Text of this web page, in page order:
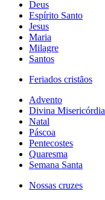
Deus
Espírito Santo
Jesus
Maria
Milagre
Santos
Feriados cristãos
Advento
Divina Misericórdia
Natal
Páscoa
Pentecostes
Quaresma
Semana Santa
Nossas cruzes